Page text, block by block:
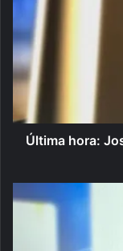
Última hora: